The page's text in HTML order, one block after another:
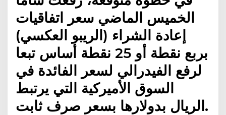
الخميس الماضي سعر اتفاقيات
إعادة الشراء (الريبو العكسي)
بربع نقطة أو 25 نقطة أساس تبعا
لرفع الفيدرالي لسعر الفائدة في
السوق الأميركية التي يرتبط
الريال بدولارها بسعر صرف ثابت.